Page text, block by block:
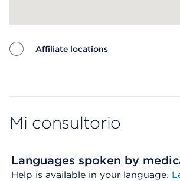
Affiliate locations
Mi consultorio
Languages spoken by
Help is available in your language.